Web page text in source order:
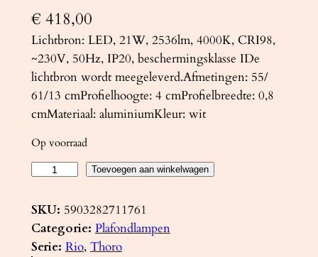
€ 418,00
Lichtbron: LED, 21W, 2536lm, 4000K, CRI98,
~230V, 50Hz, IP20, beschermingsklasse IDe
lichtbron wordt meegeleverd.Afmetingen: 55/
61/13 cmProfielhoogte: 4 cmProfielbreedte: 0,8
cmMateriaal: aluminiumKleur: wit
Op voorraad
a
f
o
Toevoegen aan winkelwagen
SKU: 5903282711761
Categorie: Plafondlampen
Serie: Rio, Thoro